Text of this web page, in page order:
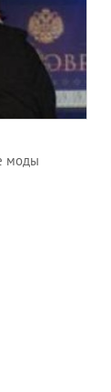
моды